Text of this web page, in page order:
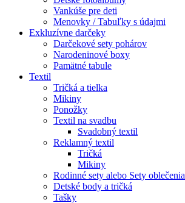
Vankúše pre deti
Menovky / Tabuľky s údajmi
Exkluzívne darčeky
Darčekové sety pohárov
Narodeninové boxy
Pamätné tabule
Textil
Tričká a tielka
Mikiny
Ponožky
Textil na svadbu
Svadobný textil
Reklamný textil
Tričká
Mikiny
Rodinné sety alebo Sety oblečenia
Detské body a tričká
Tašky